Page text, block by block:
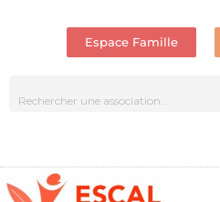
Espace Famille